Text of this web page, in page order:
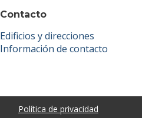
Contacto
Edificios y direcciones
Información de contacto
Política de privacidad